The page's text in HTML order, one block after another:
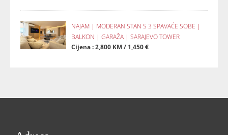
NAJAM | MODERAN STAN S 3 SPAVAĆE SOBE |
BALKON | GARAŽA | SARAJEVO TOWER
Cijena : 2,800 KM / 1,450 €